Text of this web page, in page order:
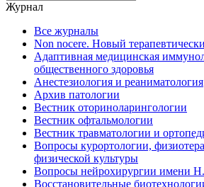
Журнал
Все журналы
Non nocere. Новый
Адаптивная медицинская
общественного здоровья
Анестезиология и реаниматология
Архив патологии
Вестник оториноларингологии
Вестник офтальмологии
Вестник травматологии и
Вопросы курортологии,
физической культуры
Вопросы нейрохирургии имени
Восстановительные